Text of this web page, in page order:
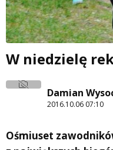
W niedzielę
Damian
2016.10.06 07:10
Ośmiuset